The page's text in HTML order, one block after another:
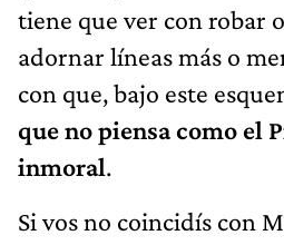
tiene que ver con robar
adornar líneas más o
con que, bajo este
que no piensa como el
inmoral.
Si vos no coincidís con